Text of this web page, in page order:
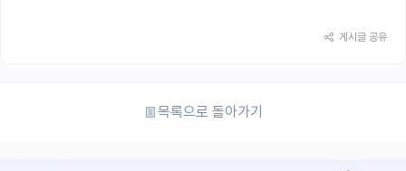
게시글 공유
목록으로 돌아가기